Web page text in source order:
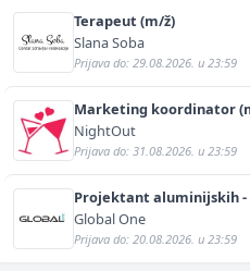
Terapeut (m/ž)
Slana Soba
Prijava do: 29.08.2026. u 23:59
Marketing koordinator
NightOut
Prijava do: 31.08.2026. u 23:59
Projektant aluminijskih -
Global One
Prijava do: 20.08.2026. u 23:59